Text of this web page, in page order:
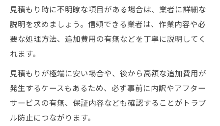
見積もり時に不明瞭な項目がある場合は、業者に詳細な
説明を求めましょう。信頼できる業者は、作業内容や必
要な処理方法、追加費用の有無などを丁寧に説明してく
れます。
見積もりが極端に安い場合や、後から高額な追加費用が
発生するケースもあるため、必ず事前に内訳やアフター
サービスの有無、保証内容なども確認することがトラブ
ル防止につながります。